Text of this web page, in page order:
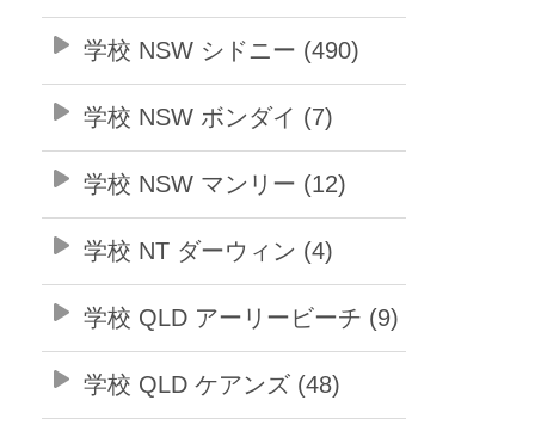
学校 NSW シドニー (490)
学校 NSW ボンダイ (7)
学校 NSW マンリー (12)
学校 NT ダーウィン (4)
学校 QLD アーリービーチ (9)
学校 QLD ケアンズ (48)